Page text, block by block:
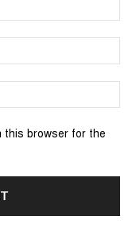
this browser for the